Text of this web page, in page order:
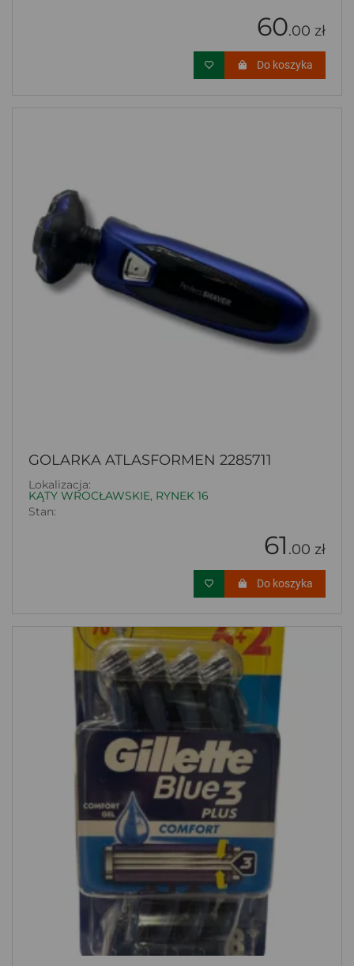
60.00 zł
Do koszyka
GOLARKA ATLASFORMEN 2285711
Lokalizacja:
KĄTY WROCŁAWSKIE, RYNEK 16
Stan:
61 .00 zł
Do koszyka